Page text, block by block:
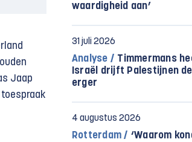
Jaap
toespraak
waardigheid aan’
31 juli 2026
Analyse / Timmermans
Israël drijft Palestijnen
erger
4 augustus 2026
Rotterdam / ‘Waarom